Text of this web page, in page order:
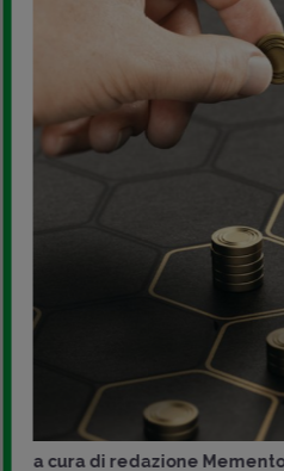
a cura di redazione Memento